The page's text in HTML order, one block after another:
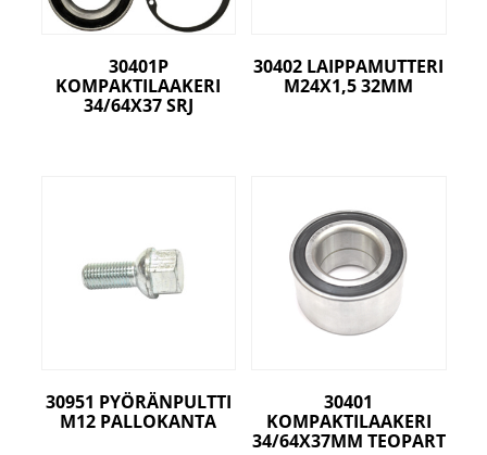
30401P
KOMPAKTILAAKERI
34/64X37 SRJ
30402 LAIPPAMUTTERI
M24X1,5 32MM
30951 PYÖRÄNPULTTI
M12 PALLOKANTA
30401
KOMPAKTILAAKERI
34/64X37MM TEOPART